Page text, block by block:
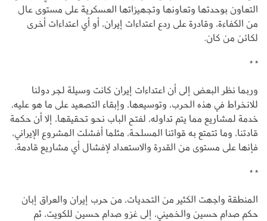
التعاون بوحدتها وتعاونها وتجهيزاتها العسكرية على مستوى عال
من الكفاءة، وقادرة على ردع اعتداءات إيران، أو أي اعتداءات أخرى
لكائن من كان.
* *
وربما نظر البعض إلى أن اعتداءات إيران كانت وسيلة لجر دولنا
للانخراط في هذه الحرب، وتوسيعها، وإبقاء التصعيد على ما هو عليه،
خدمة لمشاريع مما يتم تداوله، لفتح الباب نحو تحقيقها، إلا أن حكمة
قادتنا، وما تتمتع به قواتنا المسلحة، مثلما أفشلت المشروع الإيراني،
فإنها على مستوى من القدرة والاستعداد لإفشال أي مشاريع قادمة.
* *
المنطقة واجهت الكثير من التحديات، من حرب إيران والعراق إبان
حكم صدام حسين والخميني، إلى غزو صدام حسين للكويت، ثم